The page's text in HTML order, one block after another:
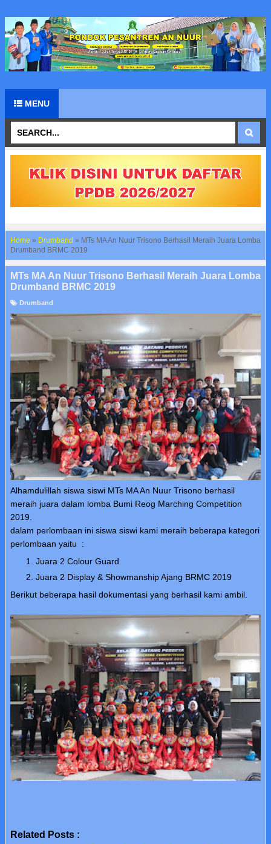
MENU
Home » Drumband » MTs MA An Nuur Trisono Berhasil Meraih Juara Lomba
Drumband BRMC 2019
MTs MA An Nuur Trisono Berhasil Meraih Juara Lomba
Drumband BRMC 2019
Drumband
Alhamdulillah siswa siswi MTs MA An Nuur Trisono berhasil
meraih juara dalam lomba Bumi Reog Marching Competition
2019.
dalam perlombaan ini siswa siswi kami meraih beberapa kategori
perlombaan yaitu :
Juara 2 Colour Guard
Juara 2 Display & Showmanship Ajang BRMC 2019
Berikut beberapa hasil dokumentasi yang berhasil kami ambil.
Related Posts :